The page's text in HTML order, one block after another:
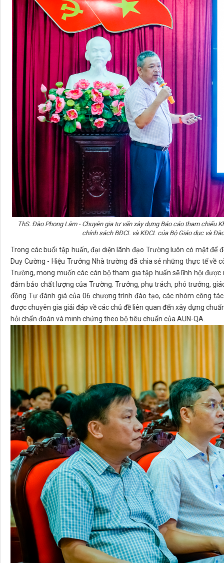
ThS. Đào Phong Lâm - Chuyên gia tư vấn xây dựng Báo cáo tham chiếu
chính sách BĐCL và KĐCL của Bộ Giáo dục và
Trong các buổi tập huấn, đại diện lãnh đạo Trường luôn có mặt để
Duy Cường - Hiệu Trưởng Nhà trường đã chia sẻ những thực tế về
Trường, mong muốn các cán bộ tham gia tập huấn sẽ lĩnh hội
đảm bảo chất lượng của Trường. Trưởng, phụ trách, phó trưởng,
đồng Tự đánh giá của 06 chương trình đào tạo, các nhóm công
được chuyên gia giải đáp về các chủ đề liên quan đến xây dựng
hỏi chẩn đoán và minh chứng theo bộ tiêu chuẩn của AUN-QA.